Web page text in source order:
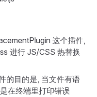
这个插件,
进行 JS/CSS 热替换
的目的是, 当文件有语
在终端里打印错误